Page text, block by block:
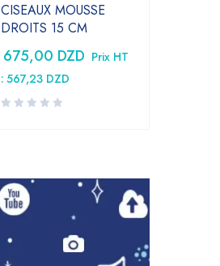
CISEAUX MOUSSE
DROITS 15 CM
675,00 DZD Prix HT
: 567,23 DZD